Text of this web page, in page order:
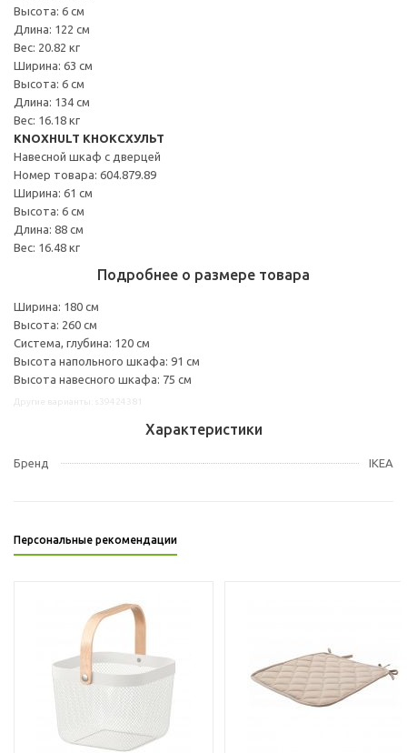
Высота: 6 см
Длина: 122 см
Вес: 20.82 кг
Ширина: 63 см
Высота: 6 см
Длина: 134 см
Вес: 16.18 кг
KNOXHULT КНОКСХУЛЬТ
Навесной шкаф с дверцей
Номер товара: 604.879.89
Ширина: 61 см
Высота: 6 см
Длина: 88 см
Вес: 16.48 кг
Подробнее о размере товара
Ширина: 180 см
Высота: 260 см
Система, глубина: 120 см
Высота напольного шкафа: 91 см
Высота навесного шкафа: 75 см
Характеристики
Бренд IKEA
Персональные рекомендации